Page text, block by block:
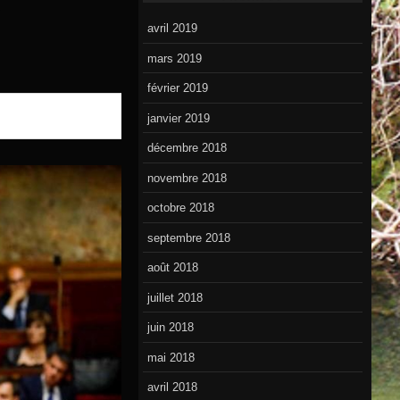
avril 2019
mars 2019
février 2019
janvier 2019
décembre 2018
novembre 2018
octobre 2018
septembre 2018
août 2018
juillet 2018
juin 2018
mai 2018
avril 2018